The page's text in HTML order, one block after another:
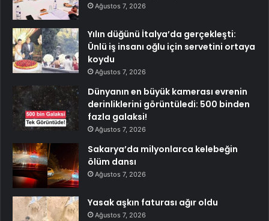
Ağustos 7, 2026
Yılın düğünü İtalya’da gerçekleşti:
Ünlü iş insanı oğlu için servetini ortaya
koydu
Ağustos 7, 2026
Dünyanın en büyük kamerası evrenin
derinliklerini görüntüledi: 500 binden
fazla galaksi!
Ağustos 7, 2026
Sakarya’da milyonlarca kelebeğin
ölüm dansı
Ağustos 7, 2026
Yasak aşkın faturası ağır oldu
Ağustos 7, 2026